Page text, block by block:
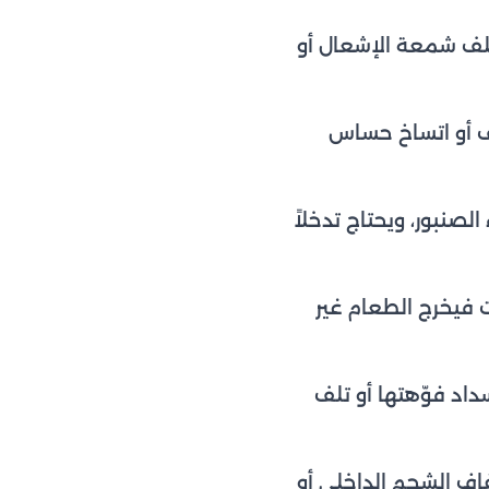
شمعة الإشعال أو
أو اتساخ حساس
ويحتاج تدخلاً
فيخرج الطعام غير
فوّهتها أو تلف
الشحم الداخلي أو